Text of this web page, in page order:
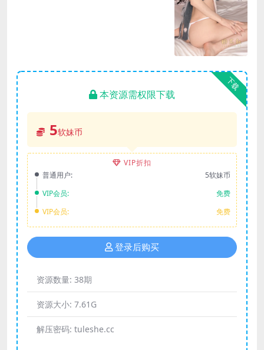
下载
本资源需权限下载
5软妹币
VIP折扣
普通用户:
5软妹币
VIP会员:
免费
VIP会员:
免费
登录后购买
资源数量: 38期
资源大小: 7.61G
解压密码: tuleshe.cc